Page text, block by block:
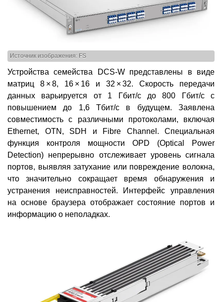
Источник изображения: FS
Устройства семейства DCS-W представлены в виде
матриц 8 × 8, 16 × 16 и 32 × 32. Скорость передачи
данных варьируется от 1 Гбит/с до 800 Гбит/с с
повышением до 1,6 Тбит/с в будущем. Заявлена
совместимость с различными протоколами, включая
Ethernet, OTN, SDH и Fibre Channel. Специальная
функция контроля мощности OPD (Optical Power
Detection) непрерывно отслеживает уровень сигнала
портов, выявляя затухание или повреждение волокна,
что значительно сокращает время обнаружения и
устранения неисправностей. Интерфейс управления
на основе браузера отображает состояние портов и
информацию о неполадках.